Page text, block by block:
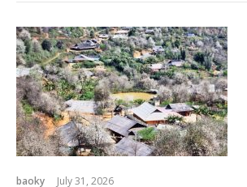
baoky July 31, 2026